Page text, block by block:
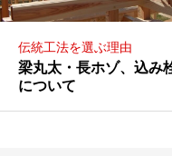
伝統工法を選ぶ理由
梁丸太・長ホゾ、込み
について